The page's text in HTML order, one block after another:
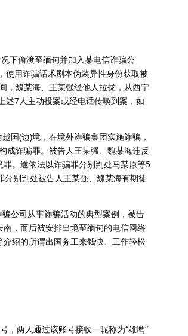
下偷渡至缅甸并加入某电信诈骗公
使用诈骗话术剧本伪装异性身份获取被
，魏某海、王某强经他人拉拢，从西宁
述7人主动投案或经电话传唤到案，如
(边)境，在境外诈骗集团实施诈骗，
成诈骗罪。被告人王某强、魏某海违反
。遂依法以诈骗罪分别判处马某原等5
别判处被告人王某强、魏某海有期徒
公司从事诈骗活动的典型案例，被告
南，而后被安排出境至缅甸的电信网络
绍的所谓出国务工来钱快、工作轻松
两人通过该账号接收一昵称为“雄鹰”